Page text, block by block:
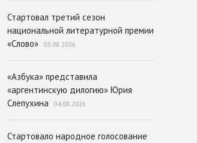
Стартовал третий сезон
национальной литературной премии
«Слово»
05.08.2026
«Азбука» представила
«аргентинскую дилогию» Юрия
Слепухина
04.08.2026
Стартовало народное голосование